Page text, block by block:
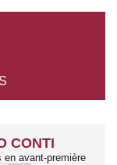
CONTI
en avant-première